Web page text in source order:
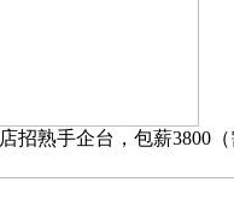
招熟手企台，包薪3800